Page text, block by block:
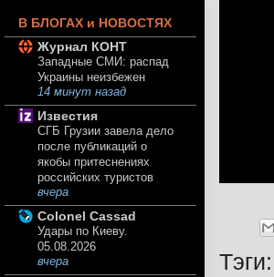
Тэги:
В БЛОГАХ и НОВОСТЯХ
Журнал КОНТ
Западные СМИ: распад
Украины неизбежен
14 минут назад
Известия
СГБ Грузии завела дело
после публикаций о
якобы притеснениях
российских туристов
вчера
Colonel Cassad
Удары по Киеву.
05.08.2026
вчера